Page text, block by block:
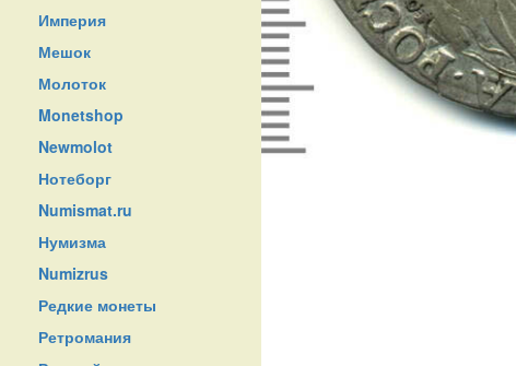
Империя
Мешок
Молоток
Monetshop
Newmolot
Нотеборг
Numismat.ru
Нумизма
Numizrus
Редкие монеты
Ретромания